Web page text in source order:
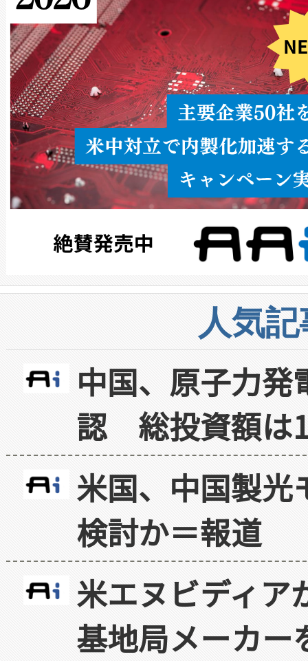
人気
中国、原子力
認 総投資額は
米国、中国製光
検討か＝報道
米エヌビディア
基地局メーカー